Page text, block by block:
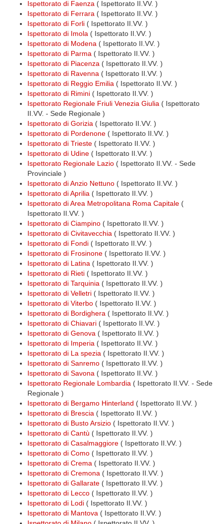
Ispettorato di Faenza ( Ispettorato II.VV. )
Ispettorato di Ferrara ( Ispettorato II.VV. )
Ispettorato di Forli ( Ispettorato II.VV. )
Ispettorato di Imola ( Ispettorato II.VV. )
Ispettorato di Modena ( Ispettorato II.VV. )
Ispettorato di Parma ( Ispettorato II.VV. )
Ispettorato di Piacenza ( Ispettorato II.VV. )
Ispettorato di Ravenna ( Ispettorato II.VV. )
Ispettorato di Reggio Emilia ( Ispettorato II.VV. )
Ispettorato di Rimini ( Ispettorato II.VV. )
Ispettorato Regionale Friuli Venezia Giulia ( Ispettorato
II.VV. - Sede Regionale )
Ispettorato di Gorizia ( Ispettorato II.VV. )
Ispettorato di Pordenone ( Ispettorato II.VV. )
Ispettorato di Trieste ( Ispettorato II.VV. )
Ispettorato di Udine ( Ispettorato II.VV. )
Ispettorato Regionale Lazio ( Ispettorato II.VV. - Sede
Provinciale )
Ispettorato di Anzio Nettuno ( Ispettorato II.VV. )
Ispettorato di Aprilia ( Ispettorato II.VV. )
Ispettorato di Area Metropolitana Roma Capitale (
Ispettorato II.VV. )
Ispettorato di Ciampino ( Ispettorato II.VV. )
Ispettorato di Civitavecchia ( Ispettorato II.VV. )
Ispettorato di Fondi ( Ispettorato II.VV. )
Ispettorato di Frosinone ( Ispettorato II.VV. )
Ispettorato di Latina ( Ispettorato II.VV. )
Ispettorato di Rieti ( Ispettorato II.VV. )
Ispettorato di Tarquinia ( Ispettorato II.VV. )
Ispettorato di Velletri ( Ispettorato II.VV. )
Ispettorato di Viterbo ( Ispettorato II.VV. )
Ispettorato di Bordighera ( Ispettorato II.VV. )
Ispettorato di Chiavari ( Ispettorato II.VV. )
Ispettorato di Genova ( Ispettorato II.VV. )
Ispettorato di Imperia ( Ispettorato II.VV. )
Ispettorato di La spezia ( Ispettorato II.VV. )
Ispettorato di Sanremo ( Ispettorato II.VV. )
Ispettorato di Savona ( Ispettorato II.VV. )
Ispettorato Regionale Lombardia ( Ispettorato II.VV. - Sede
Regionale )
Ispettorato di Bergamo Hinterland ( Ispettorato II.VV. )
Ispettorato di Brescia ( Ispettorato II.VV. )
Ispettorato di Busto Arsizio ( Ispettorato II.VV. )
Ispettorato di Cantù ( Ispettorato II.VV. )
Ispettorato di Casalmaggiore ( Ispettorato II.VV. )
Ispettorato di Como ( Ispettorato II.VV. )
Ispettorato di Crema ( Ispettorato II.VV. )
Ispettorato di Cremona ( Ispettorato II.VV. )
Ispettorato di Gallarate ( Ispettorato II.VV. )
Ispettorato di Lecco ( Ispettorato II.VV. )
Ispettorato di Lodi ( Ispettorato II.VV. )
Ispettorato di Mantova ( Ispettorato II.VV. )